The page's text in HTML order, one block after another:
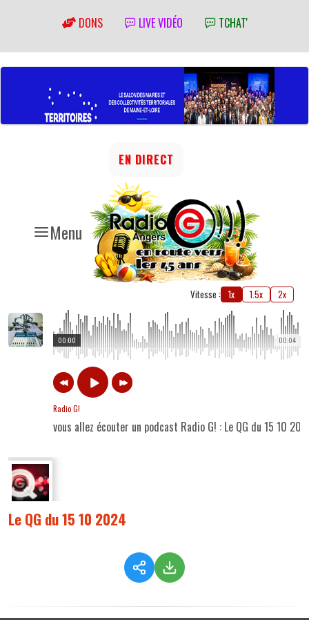
DONS LIVE VIDÉO TCHAT'
Menu
EN DIRECT
Vitesse : 1x 1.5x 2x
00:04
00:00
Radio G!
vous allez écouter un podcast Radio G! : Le QG du 15 10
Le QG du 15 10 2024